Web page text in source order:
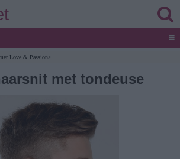
≡
Love & Passion>
met tondeuse